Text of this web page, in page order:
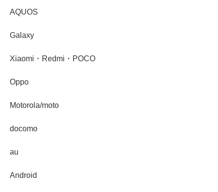
AQUOS
Galaxy
Xiaomi・Redmi・POCO
Oppo
Motorola/moto
docomo
au
Android